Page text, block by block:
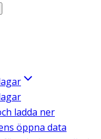
ladda ner
öppna data